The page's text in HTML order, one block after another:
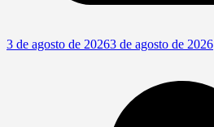
3 de agosto de 20263 de agosto de 2026